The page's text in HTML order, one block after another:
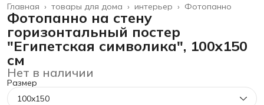
Фотопанно
интерьер ›
товары для дома ›
Главная ›
Фотопанно на стену
горизонтальный постер
"Египетская символика", 100x150
см
Нет в наличии
Размер
100x150